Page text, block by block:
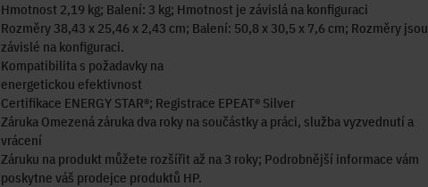
Hmotnost 2,19 kg; Balení: 3 kg; Hmotnost je závislá na konfiguraci
Rozměry 38,43 x 25,46 x 2,43 cm; Balení: 50,8 x 30,5 x 7,6 cm; Rozměry jsou
závislé na konfiguraci.
Kompatibilita s požadavky na
energetickou efektivnost
Certifikace ENERGY STAR®; Registrace EPEAT® Silver
Záruka Omezená záruka dva roky na součástky a práci, služba vyzvednutí a
vrácení
Záruku na produkt můžete rozšířit až na 3 roky; Podrobnější informace vám
poskytne váš prodejce produktů HP.